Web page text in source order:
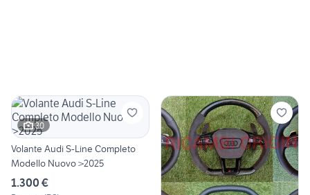
30
Volante Audi S-Line Completo
Modello Nuovo >2025
1.300 €